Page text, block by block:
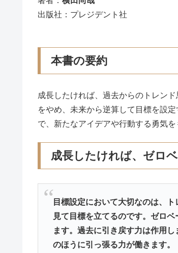
出版社：プレジデント社
本書の要約
成長したければ、過去からのトレン
をやめ、未来から逆算して目標を設
で、新たなアイデアや行動する勇気を
成長したければ、ゼロ
目標設定において大切なのは、
見て目標を立てるのです。ゼロ
ます。過去に引き戻す力は作用
のほうに引っ張る力が働きます。